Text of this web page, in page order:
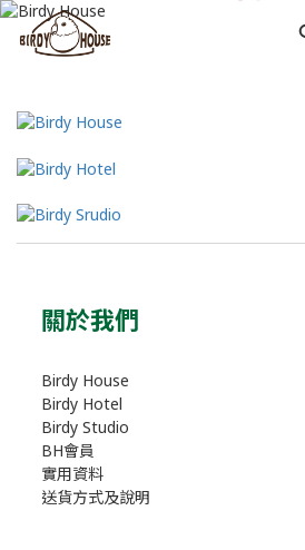
關於我們
Birdy House
Birdy Hotel
Birdy Studio
BH會員
實用資料
送貨方式及說明